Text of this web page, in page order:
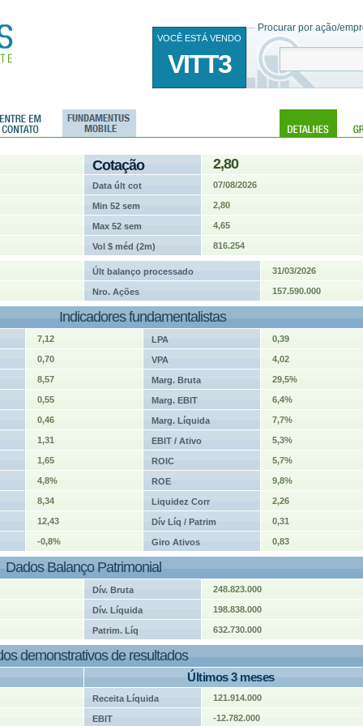
Procurar por ação/
VOCÊ ESTÁ VENDO
VITT3
Cotação 2,80
Data últ cot 07/08/2026
Min 52 sem 2,80
Max 52 sem 4,65
Vol $ méd (2m) 816.254
Últ balanço processado 31/03/2026
Nro. Ações 157.590.000
Indicadores fundamentalistas
7,12 LPA 0,39
0,70 VPA 4,02
8,57 Marg. Bruta 29,5%
0,55 Marg. EBIT 6,4%
0,46 Marg. Líquida 7,7%
1,31 EBIT / Ativo 5,3%
1,65 ROIC 5,7%
4,8% ROE 9,8%
8,34 Liquidez Corr 2,26
12,43 Dív Líq / Patrim 0,31
-0,8% Giro Ativos 0,83
Dados Balanço Patrimonial
Dív. Bruta 248.823.000
Dív. Líquida 198.838.000
Patrim. Líq 632.730.000
demonstrativos de resultados
Últimos 3 meses
Receita Líquida 121.914.000
EBIT -12.782.000